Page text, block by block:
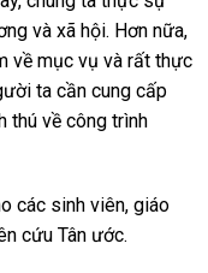
và xã hội. Hơn nữa,
về mục vụ và rất thực
ta cần cung cấp
thú về công trình
các sinh viên, giáo
cứu Tân ước.